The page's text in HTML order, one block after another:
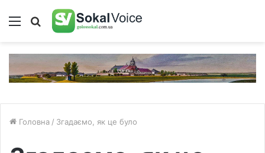
Меню Пошук
Головна / Згадаємо, як це було